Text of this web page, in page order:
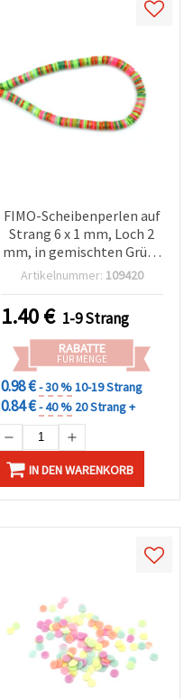
FIMO-Scheibenperlen auf
Strang 6 x 1 mm, Loch 2
mm, in gemischten Grün-
Pink-Nuancen mit
ca. 350 Stück
Artikelnummer: 109420
1.40€ 1-9 Strang
RABATTE
FÜR MENGE
0.98 €- 30 %10-19 Strang
0.84 €- 40 % 20 Strang +
IN DEN WARENKORB